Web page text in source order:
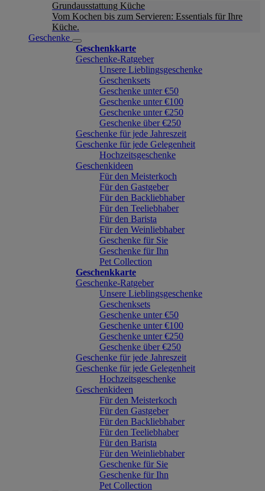
Grundausstattung Küche
Vom Kochen bis zum Servieren: Essentials für Ihre
Küche.
Geschenke
Geschenkkarte
Geschenke-Ratgeber
Unsere Lieblingsgeschenke
Geschenksets
Geschenke unter €50
Geschenke unter €100
Geschenke unter €250
Geschenke über €250
Geschenke für jede Jahreszeit
Geschenke für jede Gelegenheit
Hochzeitsgeschenke
Geschenkideen
Für den Meisterkoch
Für den Gastgeber
Für den Backliebhaber
Für den Teeliebhaber
Für den Barista
Für den Weinliebhaber
Geschenke für Sie
Geschenke für Ihn
Pet Collection
Geschenkkarte
Geschenke-Ratgeber
Unsere Lieblingsgeschenke
Geschenksets
Geschenke unter €50
Geschenke unter €100
Geschenke unter €250
Geschenke über €250
Geschenke für jede Jahreszeit
Geschenke für jede Gelegenheit
Hochzeitsgeschenke
Geschenkideen
Für den Meisterkoch
Für den Gastgeber
Für den Backliebhaber
Für den Teeliebhaber
Für den Barista
Für den Weinliebhaber
Geschenke für Sie
Geschenke für Ihn
Pet Collection